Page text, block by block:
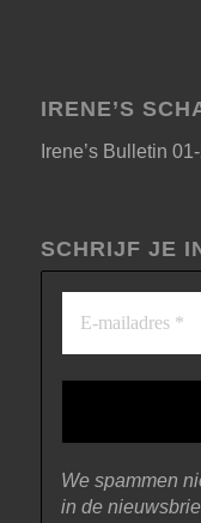
IRENE’S
Irene’s Bulletin
SCHRIJF JE
We spammen
in de